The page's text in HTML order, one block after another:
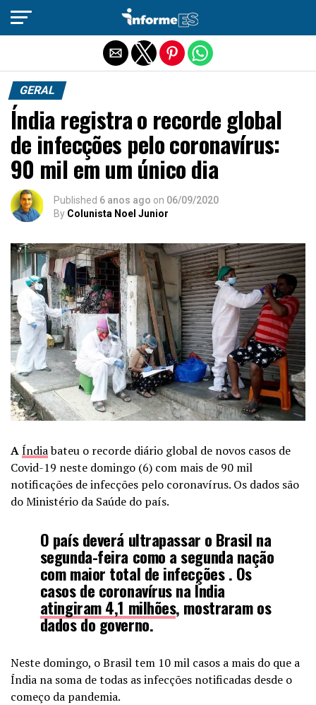
GERAL
Índia registra o recorde global
de infecções pelo coronavírus:
90 mil em um único dia
Published 6 anos ago on 06/09/2020
By Colunista Noel Junior
AÍndiabateu o recorde diário global de novos casos de
Covid-19 neste domingo (6) com mais de 90 mil
notificações de infecções pelo coronavírus. Os dados são
do Ministério da Saúde do país.
O paísdeverá ultrapassar o Brasil na
segunda-feira como a segunda nação
com maior total de infecções. Os
casos de coronavírus na Índia
atingiram 4,1 milhões, mostraram os
dados do governo.
Neste domingo, o Brasil tem 10 mil casos a mais do que a
Índia na soma de todas as infecções notificadas desde o
começo da pandemia.
Sair da versão mobile